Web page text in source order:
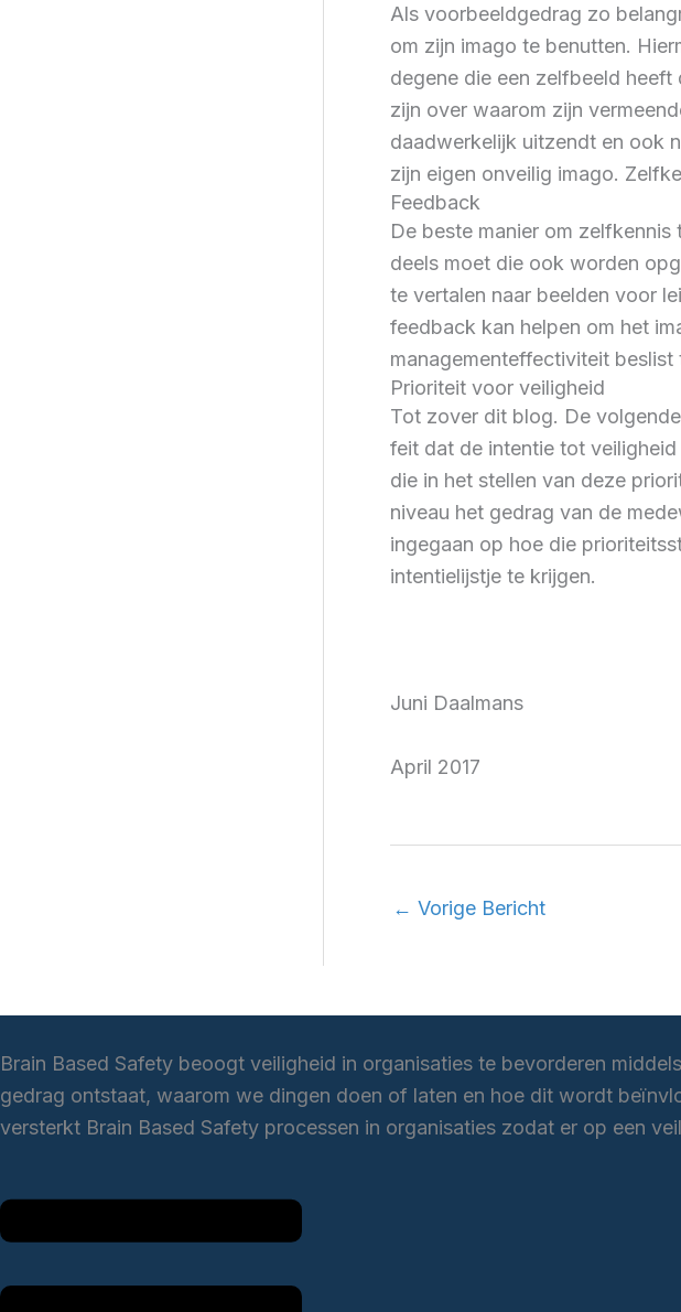
Als voorbeeldgedrag zo
om zijn imago te benutten.
degene die een zelfbeeld
zijn over waarom zijn
daadwerkelijk uitzendt en ook
zijn eigen onveilig imago.
Feedback
De beste manier om
deels moet die ook worden
te vertalen naar beelden voor
feedback kan helpen om het
managementeffectiviteit beslist
Prioriteit voor veiligheid
Tot zover dit blog. De
feit dat de intentie tot
die in het stellen van deze
niveau het gedrag van de
ingegaan op hoe die
intentielijstje te krijgen.
Juni Daalmans
April 2017
← Vorige Bericht
Brain Based Safety beoogt veiligheid in organisaties te bevorderen
gedrag ontstaat, waarom we dingen doen of laten en hoe dit wordt
versterkt Brain Based Safety processen in organisaties zodat er op een